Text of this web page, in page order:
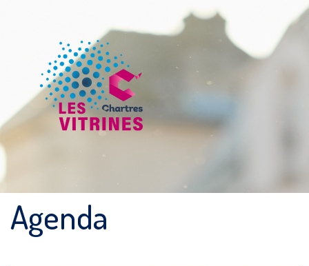
Agenda